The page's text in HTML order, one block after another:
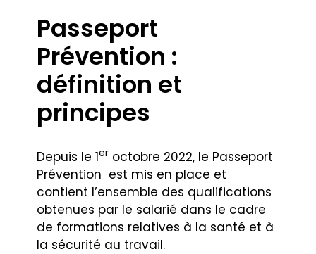
Passeport
Prévention :
définition et
principes
Depuis le 1er octobre 2022, le Passeport
Prévention est mis en place et
contient l’ensemble des qualifications
obtenues par le salarié dans le cadre
de formations relatives à la santé et à
la sécurité au travail.